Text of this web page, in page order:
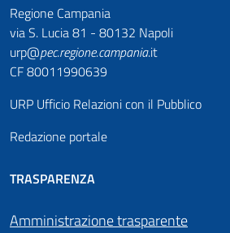
Regione Campania
via S. Lucia 81 - 80132 Napoli
urp@pec.regione.campania.it
CF 80011990639
URP Ufficio Relazioni con il Pubblico
Redazione portale
TRASPARENZA
Amministrazione trasparente